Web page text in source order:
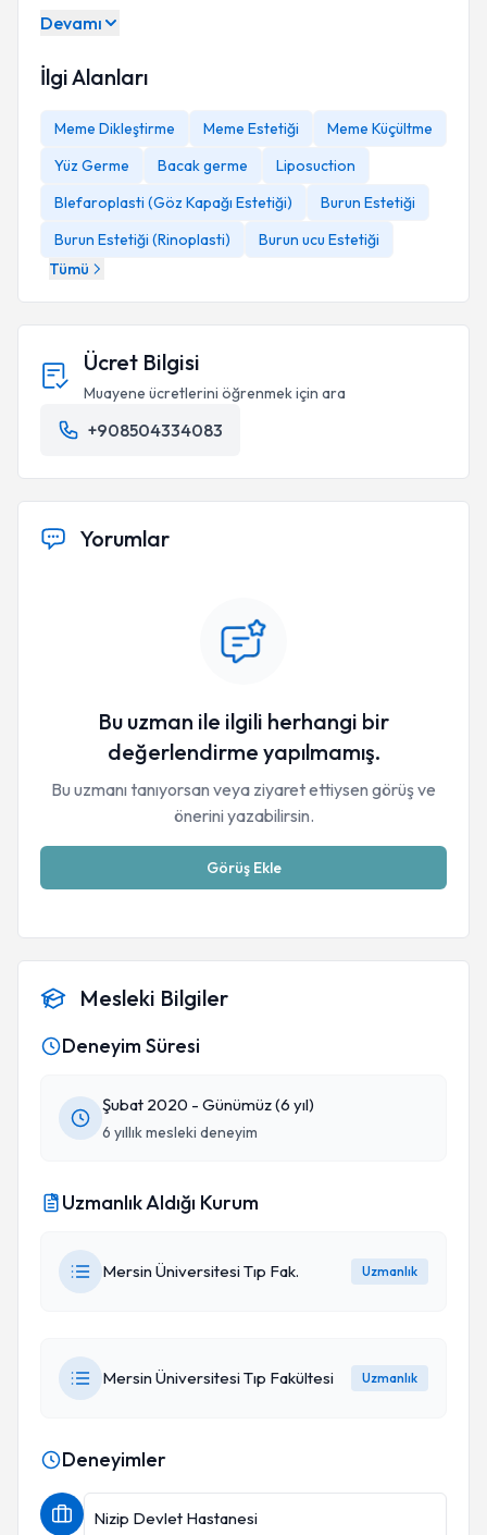
Devamı
İlgi Alanları
Meme Dikleştirme Meme Estetiği
Meme Küçültme
Yüz Germe
Bacak germe
Liposuction
Blefaroplasti (Göz Kapağı Estetiği)
Burun Estetiği
Burun Estetiği (Rinoplasti)
Burun ucu Estetiği
Tümü
Ücret Bilgisi
Muayene ücretlerini öğrenmek için ara
+908504334083
Yorumlar
Bu uzman ile ilgili herhangi bir
değerlendirme yapılmamış.
Bu uzmanı tanıyorsan veya ziyaret ettiysen görüş ve
önerini yazabilirsin.
Görüş Ekle
Mesleki Bilgiler
Deneyim Süresi
Şubat 2020 - Günümüz (6 yıl)
6 yıllık mesleki deneyim
Uzmanlık Aldığı Kurum
Mersin Üniversitesi Tıp Fak. Uzmanlık
Mersin Üniversitesi Tıp Fakültesi Uzmanlık
Deneyimler
Nizip Devlet Hastanesi